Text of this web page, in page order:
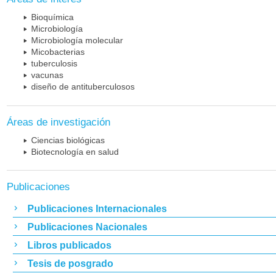
Bioquímica
Microbiología
Microbiología molecular
Micobacterias
tuberculosis
vacunas
diseño de antituberculosos
Áreas de investigación
Ciencias biológicas
Biotecnología en salud
Publicaciones
Publicaciones Internacionales
Publicaciones Nacionales
Libros publicados
Tesis de posgrado